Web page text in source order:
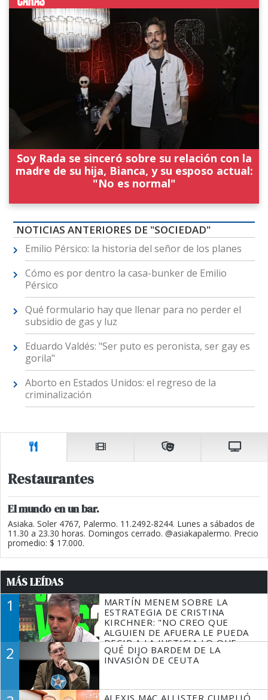
Soy Rada se sinceró sobre su relación con la
madre de su hija, Bianca, y su esposo actual:
"No es normal"
NOTICIAS ANTERIORES DE "SOCIEDAD"
Emilio Pérsico: la historia del señor de los planes
Cómo es por dentro la casa-bunker de Emilio
Pérsico
Qué formulario hay que llenar para no perder el
subsidio de gas y luz
Eduardo Valdés: "Ser puto es peronista, ser gay es
gorila"
Aborto en Estados Unidos: el regreso de la
criminalización
Restaurantes
El mundo en un bar.
Asiaka. Soler 4767, Palermo. 11.2492-8244. Lunes a sábados de
11.30 a 23.30 horas. Domingos cerrado. @asiakapalermo. Precio
promedio: $ 17.000.
MÁS LEÍDAS
1
MARTÍN MENEM SOBRE LA
ESTRATEGIA DE CRISTINA
KIRCHNER: "NO CREO QUE
ALGUIEN DE AFUERA LE PUEDA
DECIR A LA JUSTICIA LO QUE
TIENE QUE HACER"
2
QUÉ DIJO BARDEM DE LA
INVASIÓN DE CEUTA